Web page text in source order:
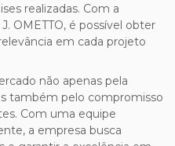
realizadas. Com a
OMETTO, é possível obter
em cada projeto
não apenas pela
também pelo compromisso
Com uma equipe
a empresa busca